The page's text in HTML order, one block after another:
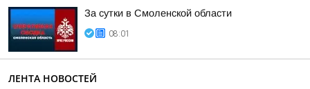
За сутки в Смоленской области
08:01
ЛЕНТА НОВОСТЕЙ